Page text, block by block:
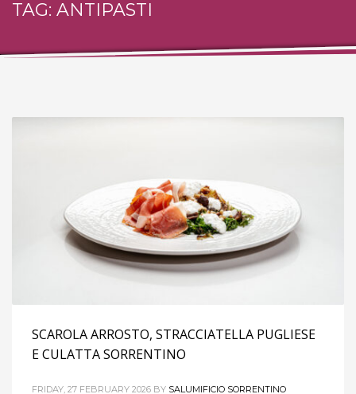
TAG: ANTIPASTI
SCAROLA ARROSTO, STRACCIATELLA PUGLIESE
E CULATTA SORRENTINO
FRIDAY, 27 FEBRUARY 2026 BY SALUMIFICIO SORRENTINO